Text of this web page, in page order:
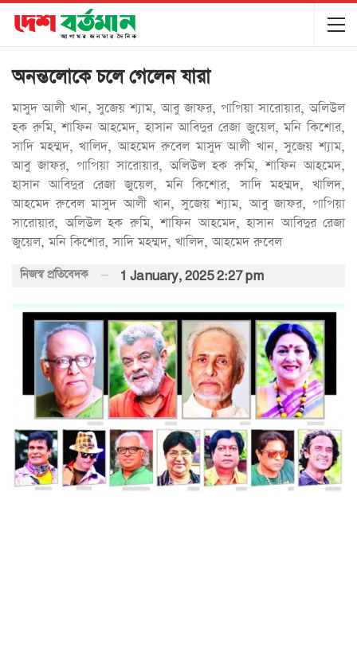
অনন্তলোকে চলে গেলেন যারা
মাসুদ আলী খান, সুজেয় শ্যাম, আবু জাফর, পাপিয়া সারোয়ার, অলিউল
হক রুমি, শাফিন আহমেদ, হাসান আবিদুর রেজা জুয়েল, মনি কিশোর,
সাদি মহম্মদ, খালিদ, আহমেদ রুবেল মাসুদ আলী খান, সুজেয় শ্যাম,
আবু জাফর, পাপিয়া সারোয়ার, অলিউল হক রুমি, শাফিন আহমেদ,
হাসান আবিদুর রেজা জুয়েল, মনি কিশোর, সাদি মহম্মদ, খালিদ,
আহমেদ রুবেল মাসুদ আলী খান, সুজেয় শ্যাম, আবু জাফর, পাপিয়া
সারোয়ার, অলিউল হক রুমি, শাফিন আহমেদ, হাসান আবিদুর রেজা
জুয়েল, মনি কিশোর, সাদি মহম্মদ, খালিদ, আহমেদ রুবেল
নিজস্ব প্রতিবেদক 1 January, 2025 2:27 pm